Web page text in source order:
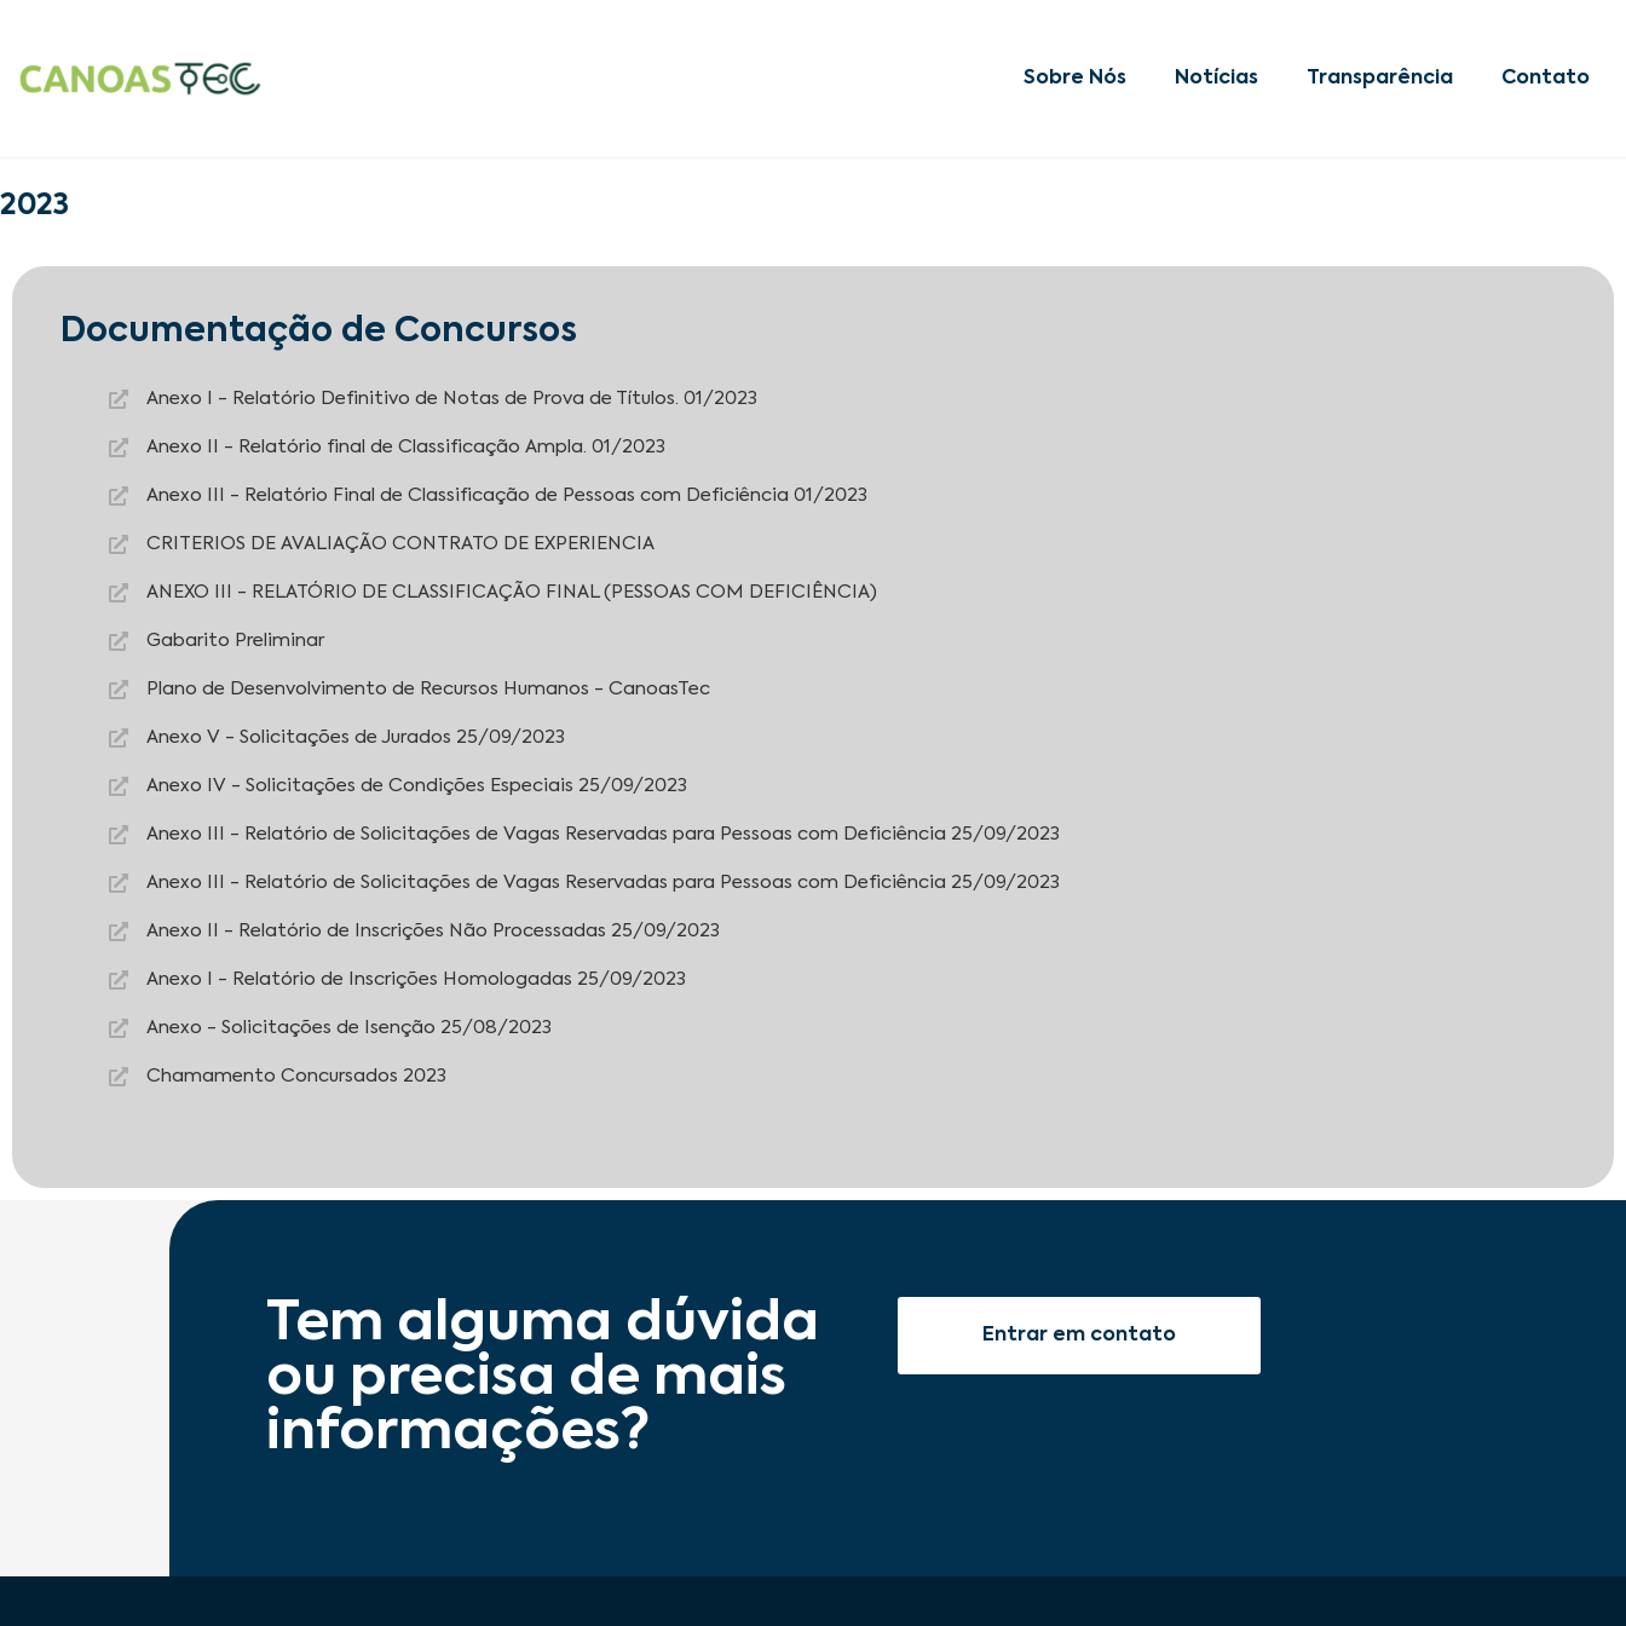
Sobre Nós Notícias Transparência Contato
2023
Documentação de Concursos
Anexo I - Relatório Definitivo de Notas de Prova de Títulos. 01/2023
Anexo II - Relatório final de Classificação Ampla. 01/2023
Anexo III - Relatório Final de Classificação de Pessoas com Deficiência 01/2023
CRITERIOS DE AVALIAÇÃO CONTRATO DE EXPERIENCIA
ANEXO III - RELATÓRIO DE CLASSIFICAÇÃO FINAL (PESSOAS COM DEFICIÊNCIA)
Gabarito Preliminar
Plano de Desenvolvimento de Recursos Humanos - CanoasTec
Anexo V - Solicitações de Jurados 25/09/2023
Anexo IV - Solicitações de Condições Especiais 25/09/2023
Anexo III - Relatório de Solicitações de Vagas Reservadas para Pessoas com Deficiência 25/09/2023
Anexo III - Relatório de Solicitações de Vagas Reservadas para Pessoas com Deficiência 25/09/2023
Anexo II - Relatório de Inscrições Não Processadas 25/09/2023
Anexo I - Relatório de Inscrições Homologadas 25/09/2023
Anexo - Solicitações de Isenção 25/08/2023
Chamamento Concursados 2023
Tem alguma dúvida
ou precisa de mais
informações?
Entrar em contato